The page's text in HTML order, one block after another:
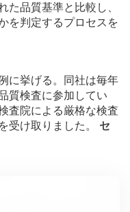
た品質基準と比較し、
を判定するプロセスを
に挙げる。同社は毎年
質検査に参加してい
査院による厳格な検査
受け取りました。 セ